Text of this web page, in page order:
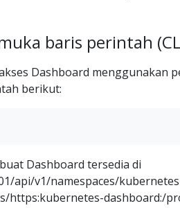
baris perintah
Dashboard menggunakan
berikut:
Dashboard tersedia di
api/v1/namespaces/
https:kubernetes-dashboard:/